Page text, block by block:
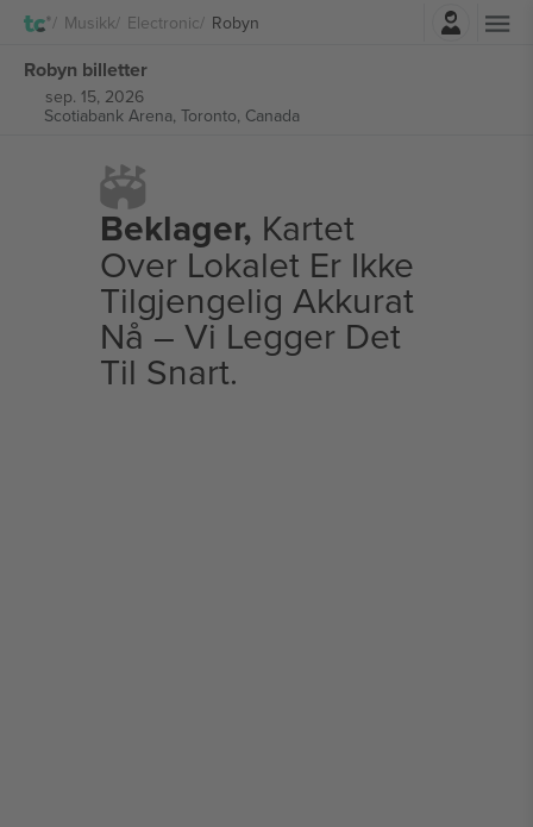
Musikk Electronic Robyn
Robyn billetter
sep. 15, 2026
Scotiabank Arena, Toronto, Canada
Beklager, Kartet
Over Lokalet Er Ikke
Tilgjengelig Akkurat
Nå – Vi Legger Det
Til Snart.